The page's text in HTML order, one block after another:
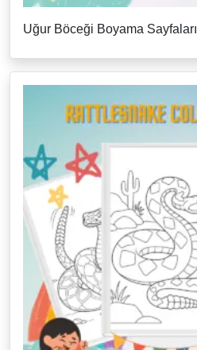
Uğur Böceği Boyama Sayfaları